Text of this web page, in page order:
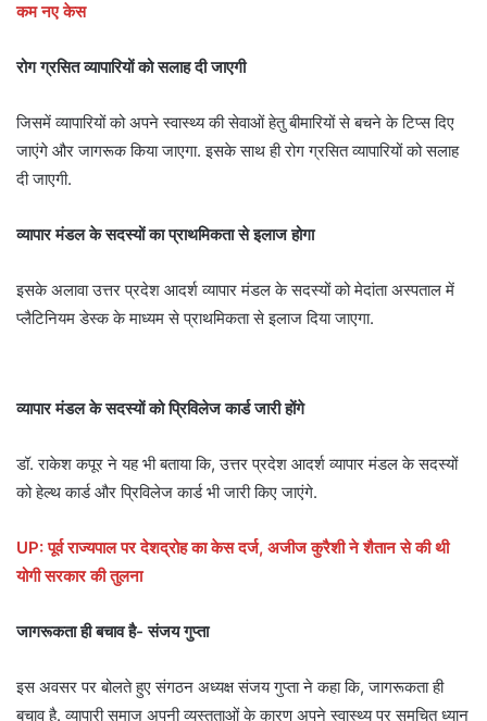
कम नए केस
रोग ग्रसित व्यापारियों को सलाह दी जाएगी
जिसमें व्यापारियों को अपने स्वास्थ्य की सेवाओं हेतु बीमारियों से बचने के टिप्स दिए
जाएंगे और जागरूक किया जाएगा. इसके साथ ही रोग ग्रसित व्यापारियों को सलाह
दी जाएगी.
व्यापार मंडल के सदस्यों का प्राथमिकता से इलाज होगा
इसके अलावा उत्तर प्रदेश आदर्श व्यापार मंडल के सदस्यों को मेदांता अस्पताल में
प्लैटिनियम डेस्क के माध्यम से प्राथमिकता से इलाज दिया जाएगा.
व्यापार मंडल के सदस्यों को प्रिविलेज कार्ड जारी होंगे
डॉ. राकेश कपूर ने यह भी बताया कि, उत्तर प्रदेश आदर्श व्यापार मंडल के सदस्यों
को हेल्थ कार्ड और प्रिविलेज कार्ड भी जारी किए जाएंगे.
UP: पूर्व राज्यपाल पर देशद्रोह का केस दर्ज, अजीज कुरैशी ने शैतान से की थी
योगी सरकार की तुलना
जागरूकता ही बचाव है- संजय गुप्ता
इस अवसर पर बोलते हुए संगठन अध्यक्ष संजय गुप्ता ने कहा कि, जागरूकता ही
बचाव है. व्यापारी समाज अपनी व्यस्तताओं के कारण अपने स्वास्थ्य पर समुचित ध्यान